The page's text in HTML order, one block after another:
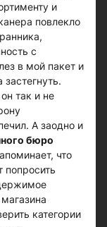
и
повлекло
с
в мой пакет и
так и не
А заодно и
бюро
что
попросить
категории